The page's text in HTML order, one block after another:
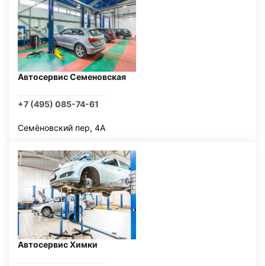
Автосервис Семеновская
+7 (495) 085-74-61
Семёновский пер, 4А
Автосервис Химки